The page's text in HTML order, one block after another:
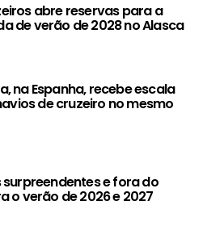
abre reservas para a
de verão de 2028 no Alasca
na Espanha, recebe escala
de cruzeiro no mesmo
surpreendentes e fora do
o verão de 2026 e 2027